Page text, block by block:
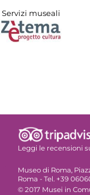
Servizi museali
Leggi le recensioni
Museo di Roma,
Roma - Tel. +39
© 2017 Musei in